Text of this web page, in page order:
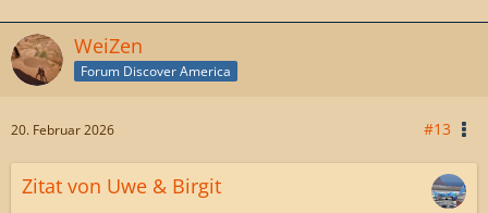
WeiZen
Forum Discover America
20. Februar 2026 #13
Zitat von Uwe & Birgit